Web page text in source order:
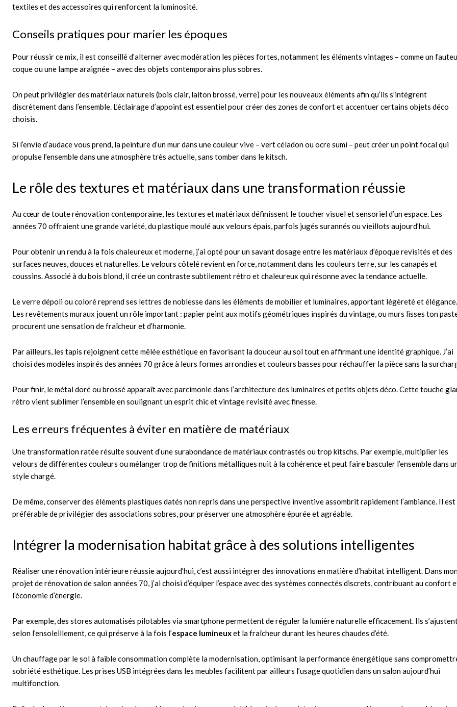
textiles et des accessoires qui renforcent la luminosité.
Conseils pratiques pour marier les époques
Pour réussir ce mix, il est conseillé d’alterner avec modération les pièces fortes, notamment les éléments vintages – comme un
coque ou une lampe araignée – avec des objets contemporains plus sobres.
On peut privilégier des matériaux naturels (bois clair, laiton brossé, verre) pour les nouveaux éléments afin qu’ils s’intègrent
discrètement dans l’ensemble. L’éclairage d’appoint est essentiel pour créer des zones de confort et accentuer certains objets déco
choisis.
Si l’envie d’audace vous prend, la peinture d’un mur dans une couleur vive – vert céladon ou ocre sumi – peut créer un point focal qui
propulse l’ensemble dans une atmosphère très actuelle, sans tomber dans le kitsch.
Le rôle des textures et matériaux dans une transformation réussie
Au cœur de toute rénovation contemporaine, les textures et matériaux définissent le toucher visuel et sensoriel d’un espace. Les
années 70 offraient une grande variété, du plastique moulé aux velours épais, parfois jugés surannés ou vieillots aujourd’hui.
Pour obtenir un rendu à la fois chaleureux et moderne, j’ai opté pour un savant dosage entre les matériaux d’époque revisités et des
surfaces neuves, douces et naturelles. Le velours côtelé revient en force, notamment dans les couleurs terre, sur les canapés et
coussins. Associé à du bois blond, il crée un contraste subtilement rétro et chaleureux qui résonne avec la tendance actuelle.
Le verre dépoli ou coloré reprend ses lettres de noblesse dans les éléments de mobilier et luminaires, apportant légèreté et élégance.
Les revêtements muraux jouent un rôle important : papier peint aux motifs géométriques inspirés du vintage, ou murs lisses ton
procurent une sensation de fraîcheur et d’harmonie.
Par ailleurs, les tapis rejoignent cette mêlée esthétique en favorisant la douceur au sol tout en affirmant une identité graphique. J’ai
choisi des modèles inspirés des années 70 grâce à leurs formes arrondies et couleurs basses pour réchauffer la pièce sans la
Pour finir, le métal doré ou brossé apparaît avec parcimonie dans l’architecture des luminaires et petits objets déco. Cette touche
rétro vient sublimer l’ensemble en soulignant un esprit chic et vintage revisité avec finesse.
Les erreurs fréquentes à éviter en matière de matériaux
Une transformation ratée résulte souvent d’une surabondance de matériaux contrastés ou trop kitschs. Par exemple, multiplier les
velours de différentes couleurs ou mélanger trop de finitions métalliques nuit à la cohérence et peut faire basculer l’ensemble dans
style chargé.
De même, conserver des éléments plastiques datés non repris dans une perspective inventive assombrit rapidement l’ambiance. Il est
préférable de privilégier des associations sobres, pour préserver une atmosphère épurée et agréable.
Intégrer la modernisation habitat grâce à des solutions intelligentes
Réaliser une rénovation intérieure réussie aujourd’hui, c’est aussi intégrer des innovations en matière d’habitat intelligent. Dans
projet de rénovation de salon années 70, j’ai choisi d’équiper l’espace avec des systèmes connectés discrets, contribuant au confort
l’économie d’énergie.
Par exemple, des stores automatisés pilotables via smartphone permettent de réguler la lumière naturelle efficacement. Ils
selon l’ensoleillement, ce qui préserve à la fois l’espace lumineuxet la fraîcheur durant les heures chaudes d’été.
Un chauffage par le sol à faible consommation complète la modernisation, optimisant la performance énergétique sans
sobriété esthétique. Les prises USB intégrées dans les meubles facilitent par ailleurs l’usage quotidien dans un salon aujourd’hui
multifonction.